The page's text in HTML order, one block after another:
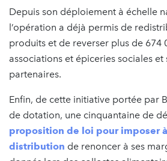
Depuis son déploiement à échelle
l’opération a déjà permis de
produits et de reverser plus de 674
associations et épiceries sociales et
partenaires.
Enfin, de cette initiative portée par
de dotation, une cinquantaine de
proposition de loi pour imposer
distribution de renoncer à ses